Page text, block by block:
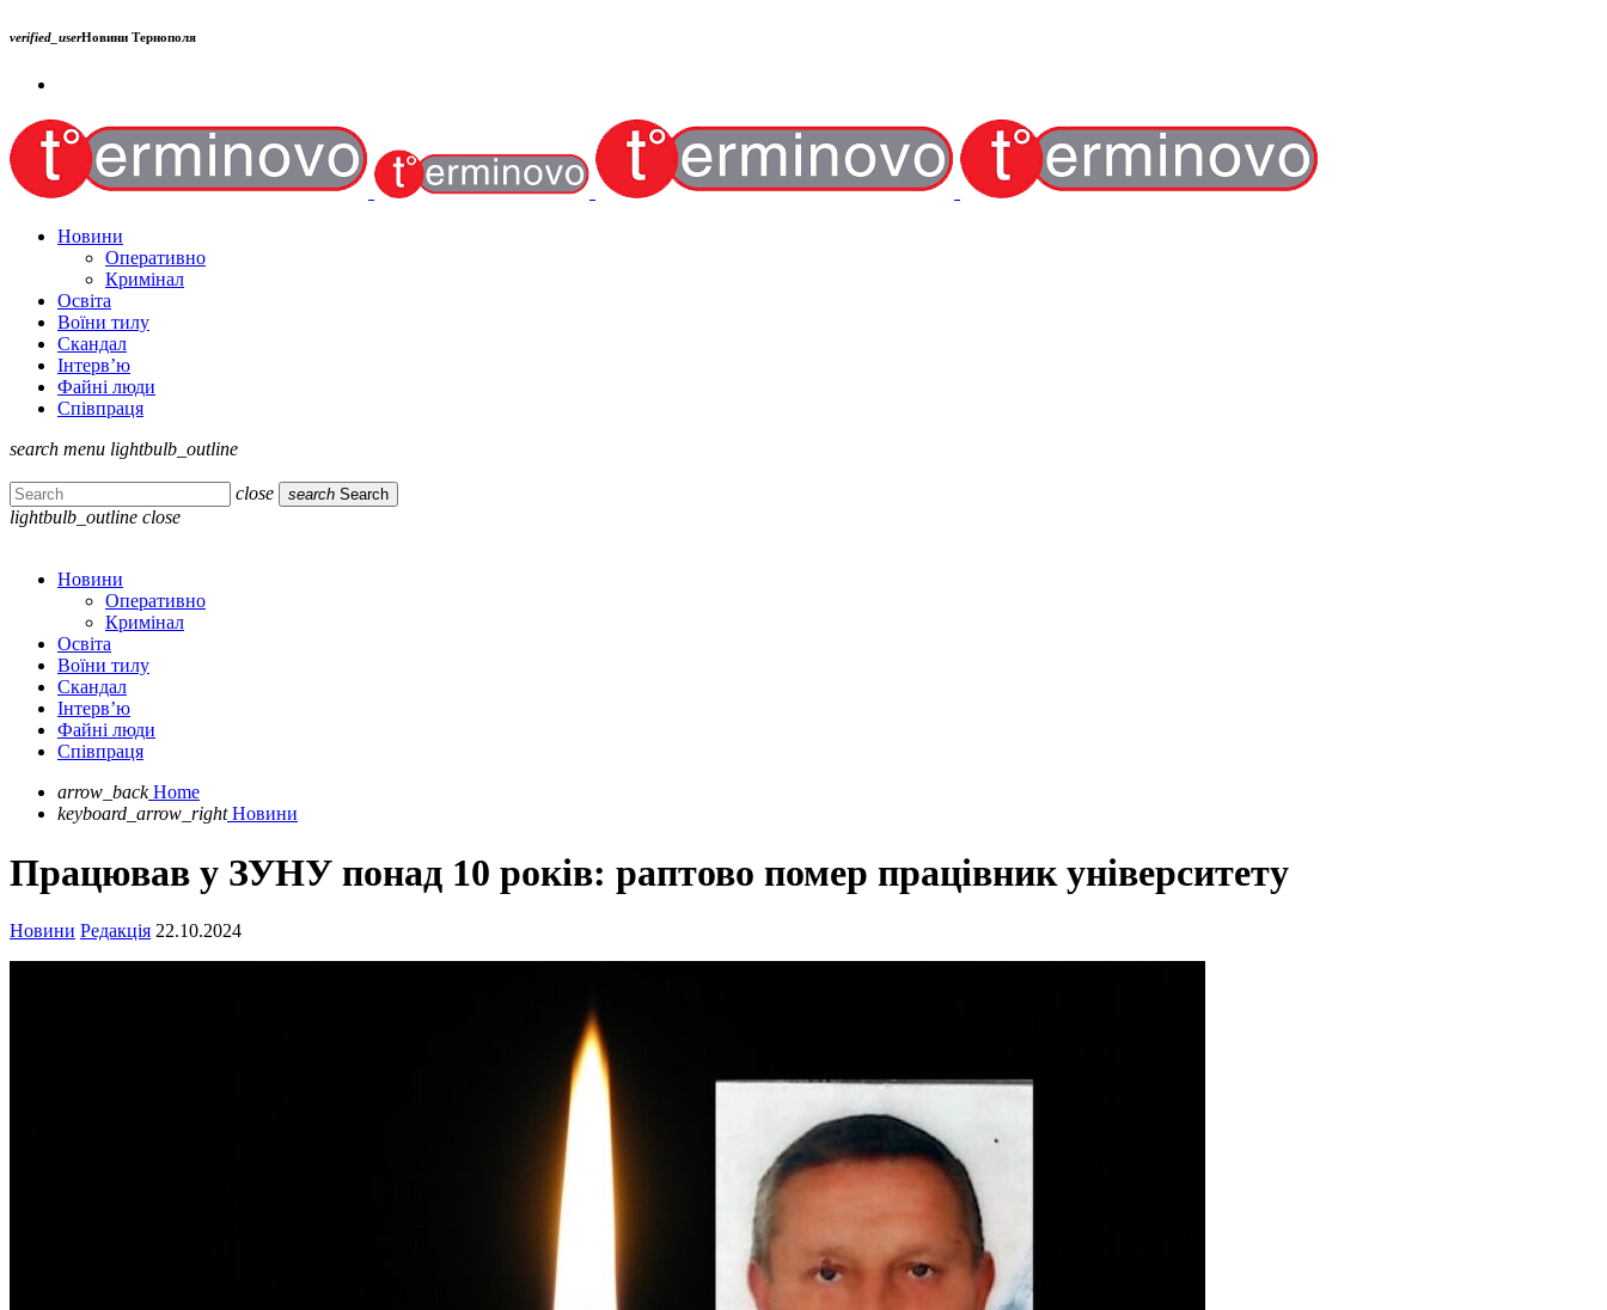
verified_userНовини Тернополя
Новини
Оперативно
Кримінал
Освіта
Воїни тилу
Скандал
Інтерв’ю
Файні люди
Співпраця
search menu lightbulb_outline
close search Search
lightbulb_outline close
Новини
Оперативно
Кримінал
Освіта
Воїни тилу
Скандал
Інтерв’ю
Файні люди
Співпраця
arrow_back Home
keyboard_arrow_right Новини
Працював у ЗУНУ понад 10 років: раптово помер працівник університету
Новини Редакція 22.10.2024